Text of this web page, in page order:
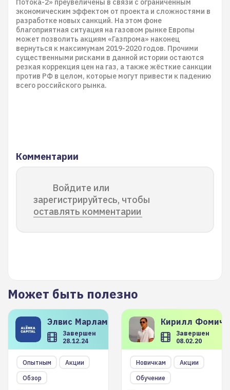
Потока-2» преувеличены в связи с ограниченным
экономическим эффектом от проекта и сложностями в
разработке новых санкций. На этом фоне
благоприятная ситуация на газовом рынке Европы
может позволить акциям «Газпрома» наконец
вернуться к максимумам 2019-2020 годов. Прочими
существенными рисками в данной истории остаются
резкая коррекция цен на газ, а также жёсткие санкции
против РФ в целом, которые могут привести к падению
всего российского рынка.
Комментарии
Войдите или
зарегистрируйтесь, чтобы
оставлять комментарии
Может быть полезно
Элвис Марламов
Завершен
28.12.24
Опытным
Акции
Обзор
Кирилл
Завершен
08.02.20
Новичкам
Акции
Обучение